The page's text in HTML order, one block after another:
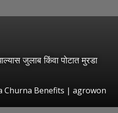
जुलाब किंवा पोटात मुरडा
Churna Benefits | agrowon